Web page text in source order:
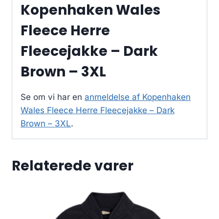
Kopenhaken Wales
Fleece Herre
Fleecejakke – Dark
Brown – 3XL
Se om vi har en anmeldelse af Kopenhaken
Wales Fleece Herre Fleecejakke – Dark
Brown – 3XL.
Relaterede varer